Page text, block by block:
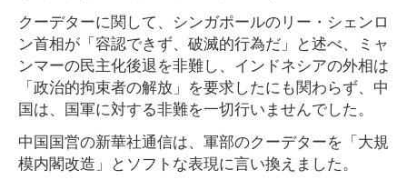
クーデターに関して、シンガポールのリー・シェンロ
ン首相が「容認できず、破滅的行為だ」と述べ、ミャ
ンマーの民主化後退を非難し、インドネシアの外相は
「政治的拘束者の解放」を要求したにも関わらず、中
国は、国軍に対する非難を一切行いませんでした。
中国国営の新華社通信は、軍部のクーデターを「大規
模内閣改造」とソフトな表現に言い換えました。